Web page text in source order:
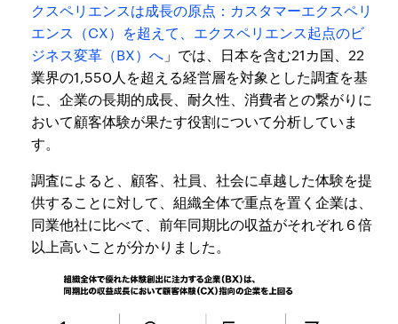
クスペリエンスは成長の原点：カスタマーエクスペリ
エンス（CX）を超えて、エクスペリエンス起点のビ
ジネス変革（BX）へ 」では、日本を含む21カ国、22
業界の1,550人を超える経営層を対象とした調査を基
に、企業の長期的成長、耐久性、消費者との繋がりに
おいて顧客体験が果たす役割について分析していま
す。
調査によると、顧客、社員、社会に卓越した体験を提
供することに対して、組織全体で重点を置く企業は、
同業他社に比べて、前年同期比の収益がそれぞれ６倍
以上高いことが分かりました。